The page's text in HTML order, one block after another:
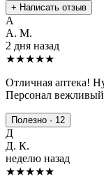
+ Написать отзыв
А
А. М.
2 дня назад
★★★★★
Отличная аптека!
Персонал
Полезно · 12
Д
Д. К.
неделю назад
★★★★★